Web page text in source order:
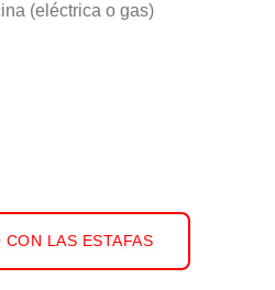
(eléctrica o gas)
LAS ESTAFAS